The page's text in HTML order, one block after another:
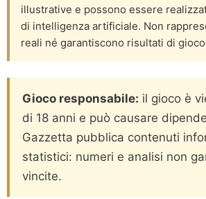
illustrative e possono essere
di intelligenza artificiale. Non
reali né garantiscono risultati di
Gioco responsabile: il gioco è
di 18 anni e può causare
Gazzetta pubblica contenuti
statistici: numeri e analisi non
vincite.